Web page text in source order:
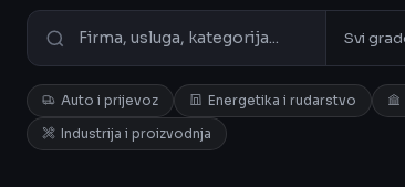
Auto i prijevoz Energetika i rudarstvo
Industrija i proizvodnja